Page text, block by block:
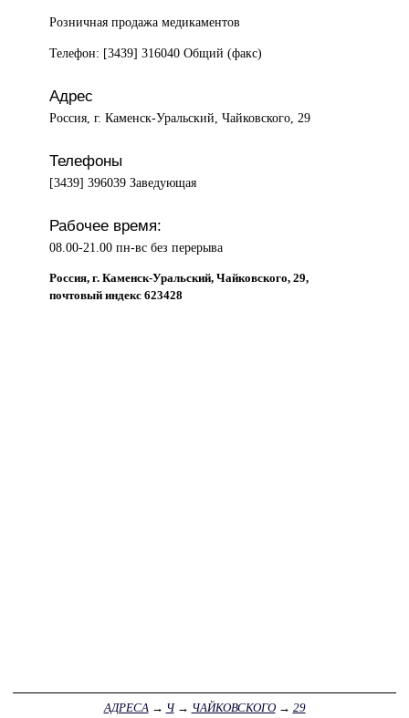
Розничная продажамедикаментов
Телефон: [3439] 316040 Общий (факс)
Адрес
Россия, г. Каменск-Уральский, Чайковского, 29
Телефоны
[3439] 396039 Заведующая
Рабочее время:
08.00-21.00 пн-вс без перерыва
Россия, г. Каменск-Уральский, Чайковского, 29,
почтовый индекс 623428
АДРЕСА→ Ч→ ЧАЙКОВСКОГО→ 29